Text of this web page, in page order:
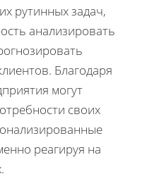
рутинных задач,
анализировать
Благодаря
могут
своих
реагируя на